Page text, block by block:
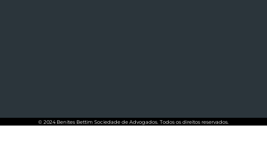
© 2024 Benites Bettim Sociedade de Advogados. Todos os direitos reservados.